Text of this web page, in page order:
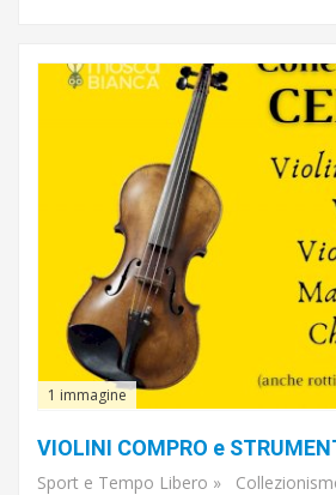
1 immagine
VIOLINI COMPRO e
Sport e Tempo Libero »